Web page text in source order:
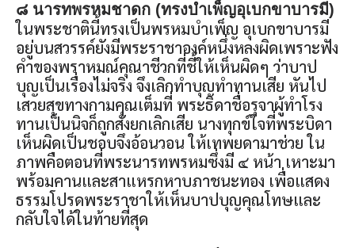
๘ นารทพรหมชาดก (ทรงบำเพ็ญอุเบกขาบารมี)
ในพระชาตินี้ทรงเป็นพรหมบำเพ็ญ อุเบกขาบารมี
อยู่บนสวรรค์ยังมีพระราชาองค์หนึ่งหลงผิดเพราะฟัง
คำของพราหมณ์คุณาชีวกที่ชี้ให้เห็นผิดๆ ว่าบาป
บุญเป็นเรื่องไม่จริง จึงเลิกทำบุญทำทานเสีย หันไป
เสวยสุขทางกามคุณเต็มที่ พระธิดาชื่อรุจาผู้ทำโรง
ทานเป็นนิจก็ถูกสั่งยกเลิกเสีย นางทุกข์ใจที่พระบิดา
เห็นผิดเป็นชอบจึงอ้อนวอน ให้เทพยดามาช่วย ใน
ภาพคือตอนที่พระนารทพรหมซึ่งมี ๔ หน้า เหาะมา
พร้อมคานและสาแหรกหาบภาชนะทอง เพื่อแสดง
ธรรมโปรดพระราชาให้เห็นบาปบุญคุณโทษและ
กลับใจได้ในท้ายที่สุด